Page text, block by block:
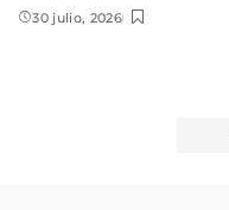
30 julio, 2026